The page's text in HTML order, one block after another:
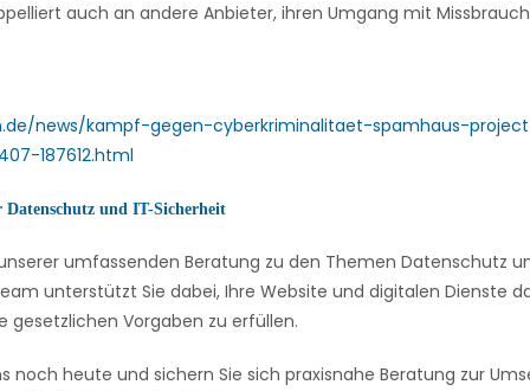
auch an andere Anbieter, ihren Umgang mit
news/kampf-gegen-cyberkriminalitaet-spamhaus-
187612.html
und IT-Sicherheit
umfassenden Beratung zu den Themen Datenschutz
unterstützt Sie dabei, Ihre Website und digitalen Dienste
gesetzlichen Vorgaben zu erfüllen.
noch heute und sichern Sie sich praxisnahe Beratung zur